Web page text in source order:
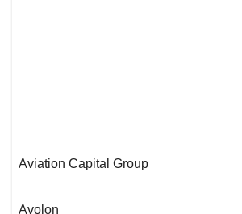
Aviation Capital Group
Avolon